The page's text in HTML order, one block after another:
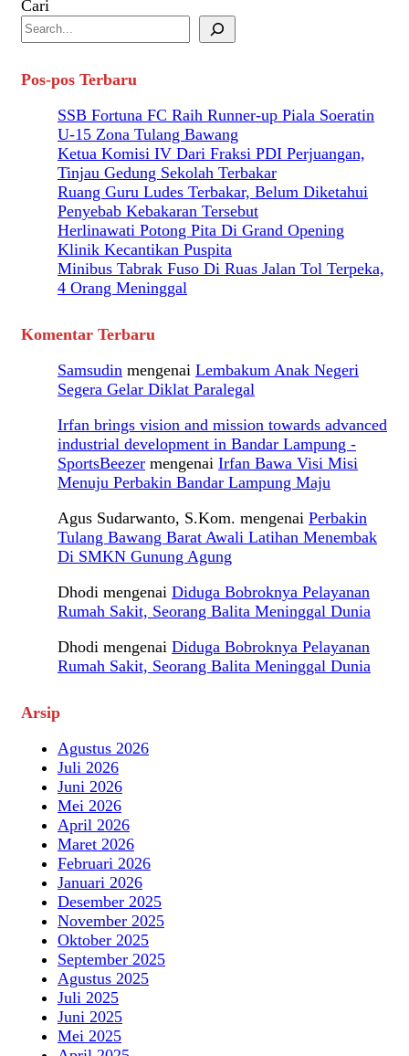
Cari
Pos-pos Terbaru
SSB Fortuna FC Raih Runner-up Piala Soeratin
U-15 Zona Tulang Bawang
Ketua Komisi IV Dari Fraksi PDI Perjuangan,
Tinjau Gedung Sekolah Terbakar
Ruang Guru Ludes Terbakar, Belum Diketahui
Penyebab Kebakaran Tersebut
Herlinawati Potong Pita Di Grand Opening
Klinik Kecantikan Puspita
Minibus Tabrak Fuso Di Ruas Jalan Tol Terpeka,
4 Orang Meninggal
Komentar Terbaru
Samsudin mengenai Lembakum Anak Negeri
Segera Gelar Diklat Paralegal
Irfan brings vision and mission towards advanced
industrial development in Bandar Lampung -
SportsBeezer mengenai Irfan Bawa Visi Misi
Menuju Perbakin Bandar Lampung Maju
Agus Sudarwanto, S.Kom. mengenai Perbakin
Tulang Bawang Barat Awali Latihan Menembak
Di SMKN Gunung Agung
Dhodi mengenai Diduga Bobroknya Pelayanan
Rumah Sakit, Seorang Balita Meninggal Dunia
Dhodi mengenai Diduga Bobroknya Pelayanan
Rumah Sakit, Seorang Balita Meninggal Dunia
Arsip
Agustus 2026
Juli 2026
Juni 2026
Mei 2026
April 2026
Maret 2026
Februari 2026
Januari 2026
Desember 2025
November 2025
Oktober 2025
September 2025
Agustus 2025
Juli 2025
Juni 2025
Mei 2025